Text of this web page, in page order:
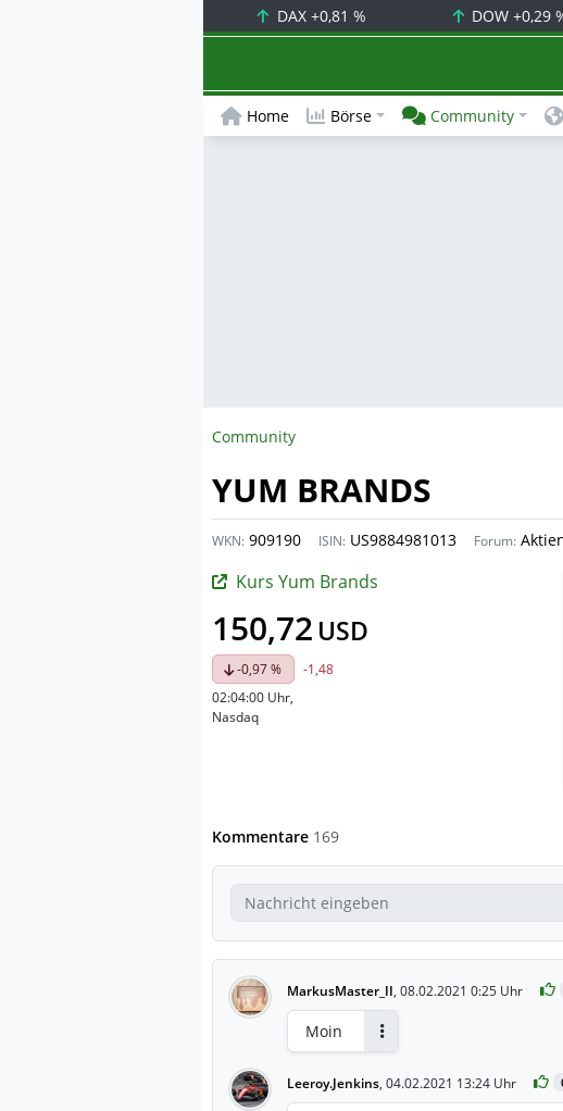
DAX +0,81 % DOW+0,29
Home Börse Community
Community
YUM BRANDS
WKN: 909190 ISIN: US9884981013 Forum:
Kurs Yum Brands
150,72 USD
-0,97 %
-1,48
02:04:00 Uhr,
Nasdaq
Kommentare 169
MarkusMaster_II, 08.02.2021 0:25 Uhr
Moin
Leeroy.Jenkins, 04.02.2021 13:24 Uhr